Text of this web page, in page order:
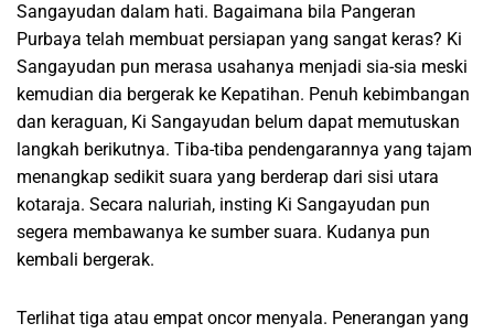
Sangayudan dalam hati. Bagaimana bila Pangeran
Purbaya telah membuat persiapan yang sangat keras? Ki
Sangayudan pun merasa usahanya menjadi sia-sia meski
kemudian dia bergerak ke Kepatihan. Penuh kebimbangan
dan keraguan, Ki Sangayudan belum dapat memutuskan
langkah berikutnya. Tiba-tiba pendengarannya yang tajam
menangkap sedikit suara yang berderap dari sisi utara
kotaraja. Secara naluriah, insting Ki Sangayudan pun
segera membawanya ke sumber suara. Kudanya pun
kembali bergerak.
Terlihat tiga atau empat oncor menyala. Penerangan yang